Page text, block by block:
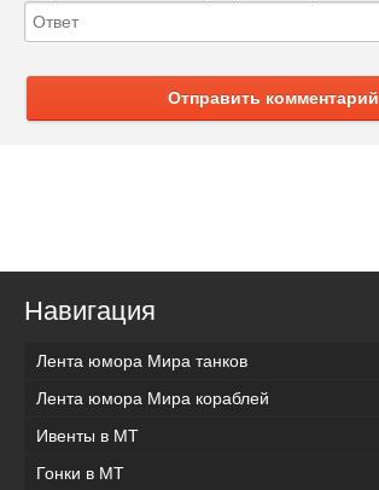
Отправить комментарий
Навигация
Лента юмора Мира танков
Лента юмора Мира кораблей
Ивенты в МТ
Гонки в МТ